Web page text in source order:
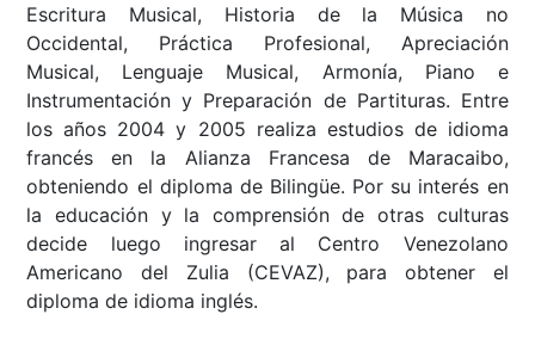
Escritura Musical, Historia de la Música no
Occidental, Práctica Profesional, Apreciación
Musical, Lenguaje Musical, Armonía, Piano e
Instrumentación y Preparación de Partituras. Entre
los años 2004 y 2005 realiza estudios de idioma
francés en la Alianza Francesa de Maracaibo,
obteniendo el diploma de Bilingüe. Por su interés en
la educación y la comprensión de otras culturas
decide luego ingresar al Centro Venezolano
Americano del Zulia (CEVAZ), para obtener el
diploma de idioma inglés.